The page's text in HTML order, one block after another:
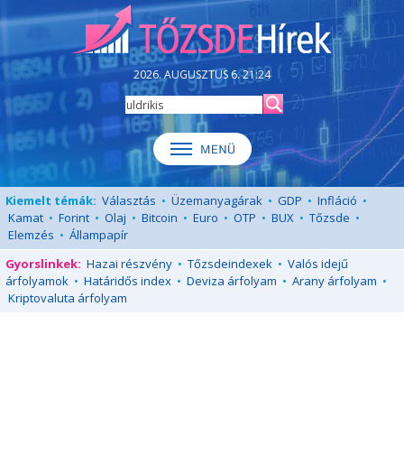
2026. AUGUSZTUS 6. 21:24
Kiemelt témák: Választás • Üzemanyagárak • GDP • Infláció •
Kamat • Forint • Olaj • Bitcoin • Euro • OTP • BUX • Tőzsde •
Elemzés • Állampapír
Gyorslinkek: Hazai részvény • Tőzsdeindexek • Valós idejű
árfolyamok • Határidős index • Deviza árfolyam • Arany árfolyam •
Kriptovaluta árfolyam